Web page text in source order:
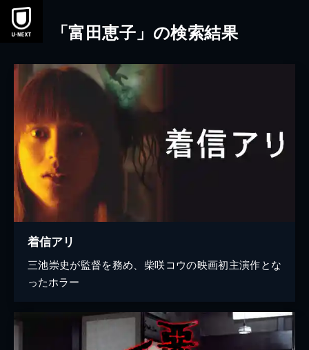
本文へスキップ
「富田恵子」の検索結果
着信アリ
三池崇史が監督を務め、柴咲コウの映画初主演作とな
ったホラー